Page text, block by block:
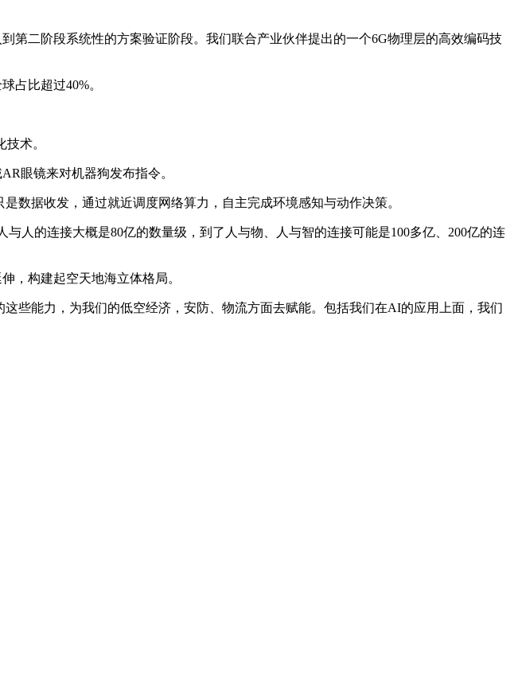
二阶段系统性的方案验证阶段。我们联合产业伙伴提出的一个6G物理层的高效编码技
占比超过40%。
术。
眼镜来对机器狗发布指令。
据收发，通过就近调度网络算力，自主完成环境感知与动作决策。
的连接大概是80亿的数量级，到了人与物、人与智的连接可能是100多亿、200亿的连
构建起空天地海立体格局。
能力，为我们的低空经济，安防、物流方面去赋能。包括我们在AI的应用上面，我们